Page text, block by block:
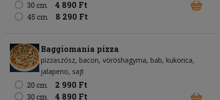
30 cm 4 890 Ft
45 cm 8 290 Ft
Baggiomania pizza
pizzaszósz bacon vöröshagyma bab kukorica
jalapeno sajt
20 cm
2 990 Ft
30 cm 4 890 Ft